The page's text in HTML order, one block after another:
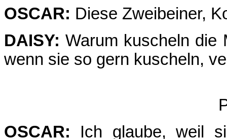
OSCAR: Diese Zweibeiner,
DAISY: Warum kuscheln die
wenn sie so gern kuscheln,
OSCAR: Ich glaube, weil